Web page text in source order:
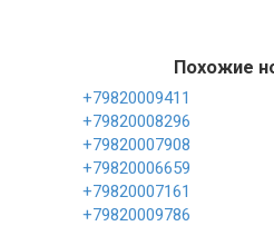
Похожие
+79820009411
+79820008296
+79820007908
+79820006659
+79820007161
+79820009786